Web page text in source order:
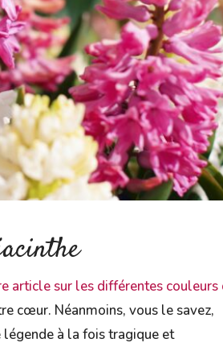
article sur les différentes couleurs
cœur. Néanmoins, vous le savez,
légende à la fois tragique et